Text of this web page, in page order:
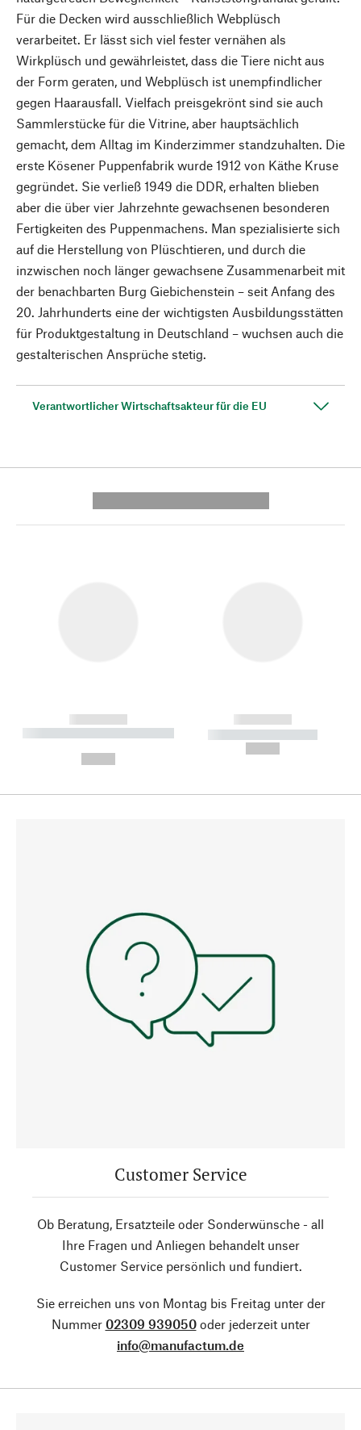
Für die Decken wird ausschließlich Webplüsch
verarbeitet. Er lässt sich viel fester vernähen als
Wirkplüsch und gewährleistet, dass die Tiere nicht aus
der Form geraten, und Webplüsch ist unempfindlicher
gegen Haarausfall. Vielfach preisgekrönt sind sie auch
Sammlerstücke für die Vitrine, aber hauptsächlich
gemacht, dem Alltag im Kinderzimmer standzuhalten. Die
erste Kösener Puppenfabrik wurde 1912 von Käthe Kruse
gegründet. Sie verließ 1949 die DDR, erhalten blieben
aber die über vier Jahrzehnte gewachsenen besonderen
Fertigkeiten des Puppenmachens. Man spezialisierte sich
auf die Herstellung von Plüschtieren, und durch die
inzwischen noch länger gewachsene Zusammenarbeit mit
der benachbarten Burg Giebichenstein – seit Anfang des
20. Jahrhunderts eine der wichtigsten Ausbildungsstätten
für Produktgestaltung in Deutschland – wuchsen auch die
gestalterischen Ansprüche stetig.
Verantwortlicher Wirtschaftsakteur für die EU
------------
----------- ----------- --------
------------
----------- -----------
Customer Service
Ob Beratung, Ersatzteile oder Sonderwünsche - all
Ihre Fragen und Anliegen behandelt unser
Customer Service persönlich und fundiert.
Sie erreichen uns von Montag bis Freitag unter der
Nummer 02309 939050oder jederzeit unter
info@manufactum.de